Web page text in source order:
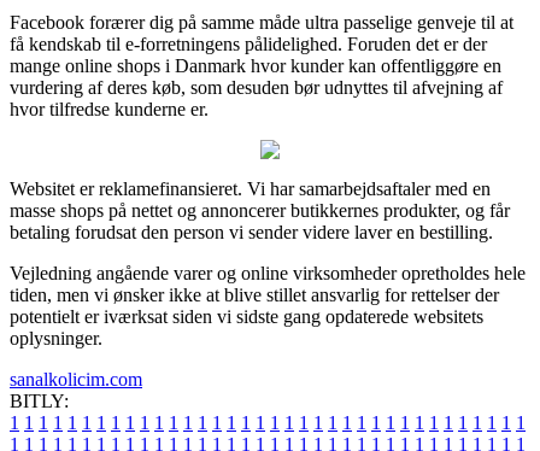
Facebook forærer dig på samme måde ultra passelige genveje til at
få kendskab til e-forretningens pålidelighed. Foruden det er der
mange online shops i Danmark hvor kunder kan offentliggøre en
vurdering af deres køb, som desuden bør udnyttes til afvejning af
hvor tilfredse kunderne er.
Websitet er reklamefinansieret. Vi har samarbejdsaftaler med en
masse shops på nettet og annoncerer butikkernes produkter, og får
betaling forudsat den person vi sender videre laver en bestilling.
Vejledning angående varer og online virksomheder opretholdes hele
tiden, men vi ønsker ikke at blive stillet ansvarlig for rettelser der
potentielt er iværksat siden vi sidste gang opdaterede websitets
oplysninger.
sanalkolicim.com
BITLY:
1 1 1 1 1 1 1 1 1 1 1 1 1 1 1 1 1 1 1 1 1 1 1 1 1 1 1 1 1 1 1 1 1 1 1 1
1 1 1 1 1 1 1 1 1 1 1 1 1 1 1 1 1 1 1 1 1 1 1 1 1 1 1 1 1 1 1 1 1 1 1 1